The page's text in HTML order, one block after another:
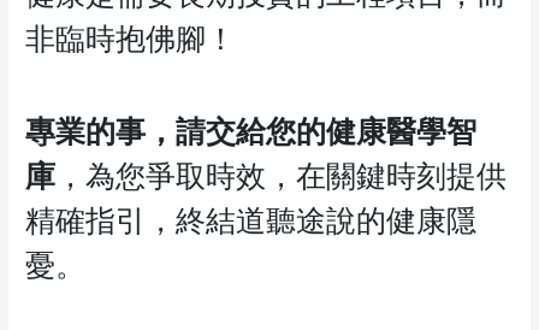
非臨時抱佛腳！
專業的事，請交給您的健康醫學智
庫 ，為您爭取時效，在關鍵時刻提供
精確指引，終結道聽途說的健康隱
憂。